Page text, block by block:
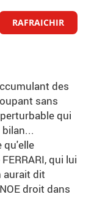
RAFRAICHIR
des
sans
qui
qu'elle
qui lui
aurait dit
droit dans